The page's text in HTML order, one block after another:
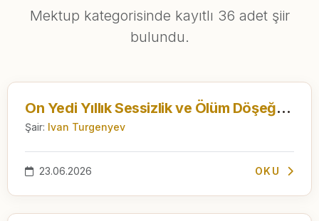
Mektup kategorisinde kayıtlı 36 adet şiir
bulundu.
On Yedi Yıllık Sessizlik ve Ölüm Döşeğinde Yollanan Mektup
Şair: Ivan Turgenyev
23.06.2026 OKU